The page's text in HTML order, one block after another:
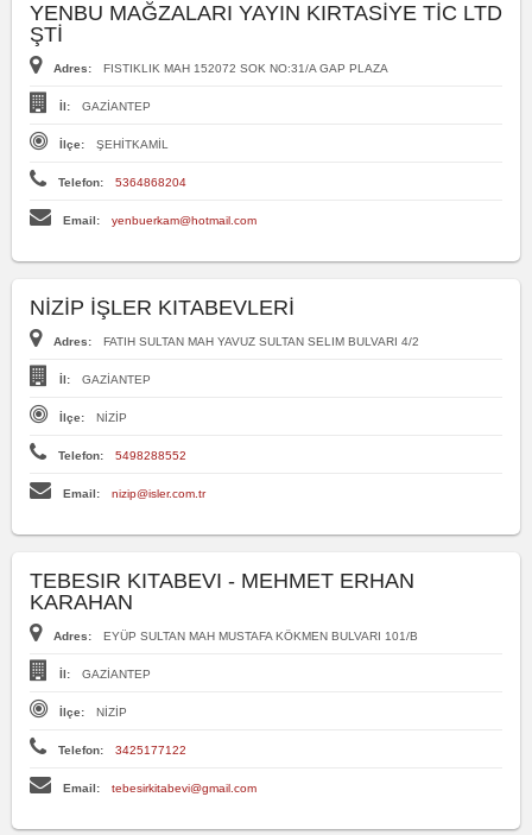
YENBU MAĞZALARI YAYIN KIRTASİYE TİC LTD
ŞTİ
Adres: FISTIKLIK MAH 152072 SOK NO:31/A GAP PLAZA
İl: GAZİANTEP
İlçe: ŞEHİTKAMİL
Telefon: 5364868204
Email: yenbuerkam@hotmail.com
NİZİP İŞLER KITABEVLERİ
Adres: FATIH SULTAN MAH YAVUZ SULTAN SELIM BULVARI 4/2
İl: GAZİANTEP
İlçe: NİZİP
Telefon: 5498288552
Email: nizip@isler.com.tr
TEBESIR KITABEVI - MEHMET ERHAN
KARAHAN
Adres: EYÜP SULTAN MAH MUSTAFA KÖKMEN BULVARI 101/B
İl: GAZİANTEP
İlçe: NİZİP
Telefon: 3425177122
Email: tebesirkitabevi@gmail.com